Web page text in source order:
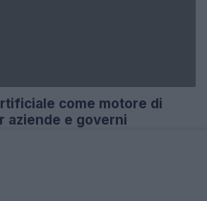
come motore di
aziende e governi